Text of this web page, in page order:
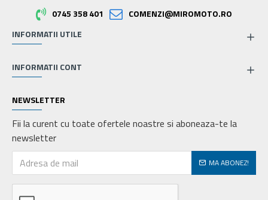
0745 358 401
COMENZI@MIROMOTO.RO
INFORMATII UTILE
INFORMATII CONT
NEWSLETTER
Fii la curent cu toate ofertele noastre si aboneaza-te la
newsletter
MA ABONEZ!